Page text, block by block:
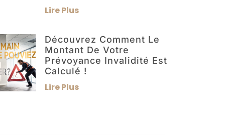
Lire Plus
Découvrez Comment Le
Montant De Votre
Prévoyance Invalidité Est
Calculé !
Lire Plus